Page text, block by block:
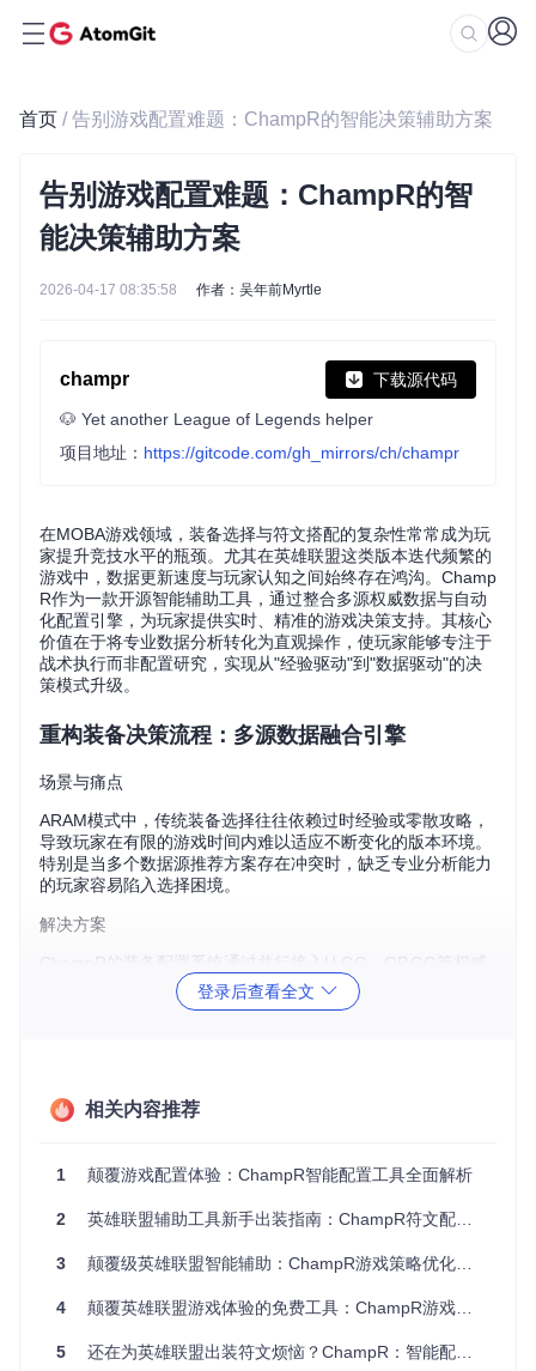
首页 / 告别游戏配置难题：ChampR的智能决策辅助方案
告别游戏配置难题：ChampR的智
能决策辅助方案
2026-04-17 08:35:58 作者：吴年前Myrtle
champr 下载源代码
🐶 Yet another League of Legends helper
项目地址： https://gitcode.com/gh_mirrors/ch/champr
在MOBA游戏领域，装备选择与符文搭配的复杂性常常成为玩
家提升竞技水平的瓶颈。尤其在英雄联盟这类版本迭代频繁的
游戏中，数据更新速度与玩家认知之间始终存在鸿沟。Champ
R作为一款开源智能辅助工具，通过整合多源权威数据与自动
化配置引擎，为玩家提供实时、精准的游戏决策支持。其核心
价值在于将专业数据分析转化为直观操作，使玩家能够专注于
战术执行而非配置研究，实现从"经验驱动"到"数据驱动"的决
策模式升级。
重构装备决策流程：多源数据融合引擎
场景与痛点
ARAM模式中，传统装备选择往往依赖过时经验或零散攻略，
导致玩家在有限的游戏时间内难以适应不断变化的版本环境。
特别是当多个数据源推荐方案存在冲突时，缺乏专业分析能力
的玩家容易陷入选择困境。
解决方案
ChampR的装备配置系统通过并行接入U.GG、OP.GG等权威
平台的实时数据，构建了动态权重评估模型。该系统在
模块中实现了多源数据聚合算法，能够根据游戏模
实施效果
通过版本号校验机制（如界面显示的"13.6.1"版本标签）确保
推荐方案的时效性。玩家只需通过勾选框选择信任的数据源组
合，点击"Apply Builds"按钮即可完成配置，平均可减少80%的
装备决策时间。
登录后查看全文
相关内容推荐
1 颠覆游戏配置体验：ChampR智能配置工具全面解析
2 英雄联盟辅助工具新手出装指南：ChampR符文配置技巧与多模式适配全攻略
3 颠覆级英雄联盟智能辅助：ChampR游戏策略优化全指南
4 颠覆英雄联盟游戏体验的免费工具：ChampR游戏决策辅助系统全面测评
5 还在为英雄联盟出装符文烦恼？ChampR：智能配置游戏方案的终极助手